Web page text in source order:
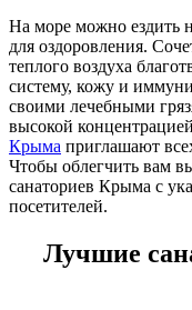
На море можно ездить
для оздоровления.
теплого воздуха
систему, кожу и
своими лечебными
высокой
Крыма приглашают
Чтобы облегчить вам
санаториев Крыма с
посетителей.
Лучшие